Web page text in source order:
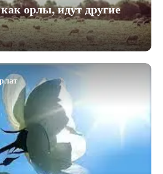
идут другие